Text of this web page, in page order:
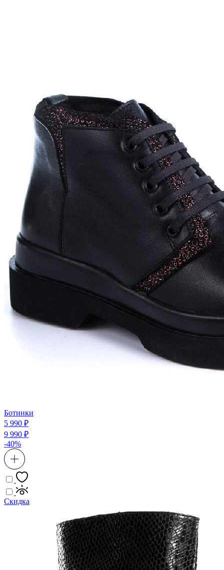
Ботинки
5 990 ₽
9 990 ₽
-40%
Скидка